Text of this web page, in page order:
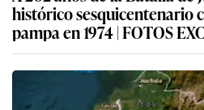
histórico sesquicentenario
pampa en 1974 | FOTOS